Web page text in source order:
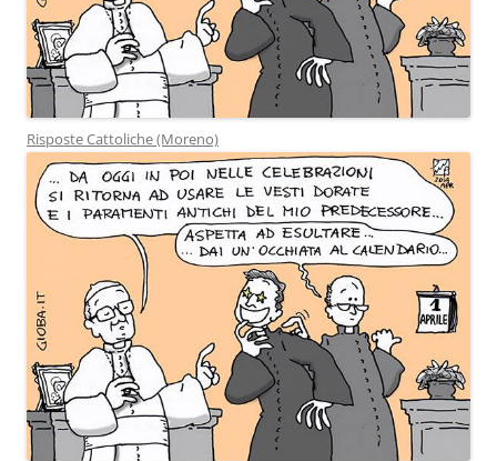
Risposte Cattoliche (Moreno)